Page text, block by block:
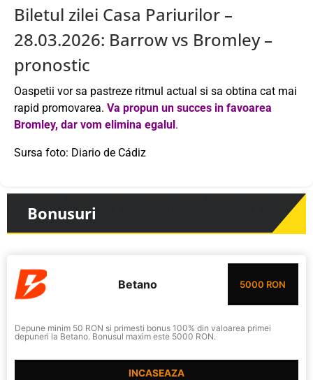
Biletul zilei Casa Pariurilor –
28.03.2026: Barrow vs Bromley –
pronostic
Oaspetii vor sa pastreze ritmul actual si sa obtina cat mai
rapid promovarea. Va propun un succes in favoarea
Bromley, dar vom elimina egalul .
Sursa foto: Diario de Cádiz
Bonusuri
Betano 5000 RON
Depune minim 50 RON si primesti bonus 100% din valoarea primei
depuneri la Betano. Bonusul maxim este 5000 RON.
INCASEAZA